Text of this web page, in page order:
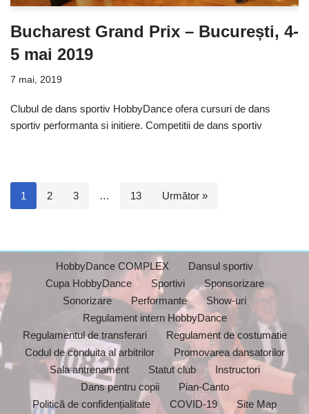
Bucharest Grand Prix – București, 4-
5 mai 2019
7 mai, 2019
Clubul de dans sportiv HobbyDance ofera cursuri de dans
sportiv performanta si initiere. Competitii de dans sportiv
1 2 3 … 13 Următor »
HobbyDance COMPLEX
Dansul sportiv
Cupa HobbyDance
Sportivi
Sponsorizare
Sonorizare
Performante
Show-uri
Regulament intern HobbyDance
Regulamentul de transferari
Regulament de costumatie
Codul de conduita al arbitrilor
Promovarea dansatorilor
Sala antrenament
Statut club
Instructori
Dans pentru copii
Pian-Canto
Politică de confidențialitate
COVID-19
Site Map